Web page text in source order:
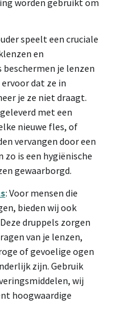
speelt een cruciale
en
beschermen je lenzen
dat ze in
je ze niet draagt.
met een
nieuwe fles, of
vervangen door een
zo is een hygiënische
gewaarborgd.
: Voor mensen die
bieden wij ook
druppels zorgen
van je lenzen,
of gevoelige ogen
zijn. Gebruik
wij
hoogwaardige